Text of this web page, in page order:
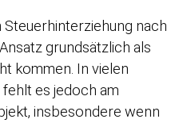
Steuerhinterziehung nach
grundsätzlich als
kommen. In vielen
es jedoch am
insbesondere wenn